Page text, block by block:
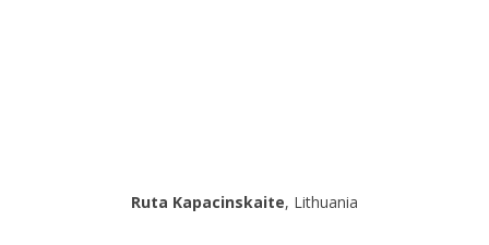
Ruta Kapacinskaite, Lithuania